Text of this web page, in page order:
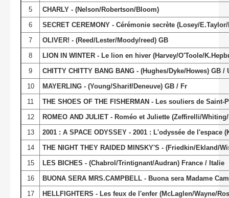
5
CHARLY - (Nelson/Robertson/Bloom)
6
SECRET CEREMONY - Cérémonie secrète (Losey/
7
OLIVER! - (Reed/Lester/Moody/reed) GB
8
LION IN WINTER - Le lion en hiver (Harvey/O'Toole/
9
CHITTY CHITTY BANG BANG - (Hughes/Dyke/Howes) GB /
10
MAYERLING - (Young/Sharif/Deneuve) GB / Fr
11
THE SHOES OF THE FISHERMAN - Les souliers de
12
ROMEO AND JULIET - Roméo et Juliette (Zeffirelli/
13
2001 : A SPACE ODYSSEY - 2001 : L'odyssée de l'espace
14
THE NIGHT THEY RAIDED MINSKY'S - (Friedkin/Ekland/
15
LES BICHES - (Chabrol/Trintignant/Audran) France / Italie
16
BUONA SERA MRS.CAMPBELL - Buona sera Madame
17
HELLFIGHTERS - Les feux de l'enfer (McLaglen/Wayne/